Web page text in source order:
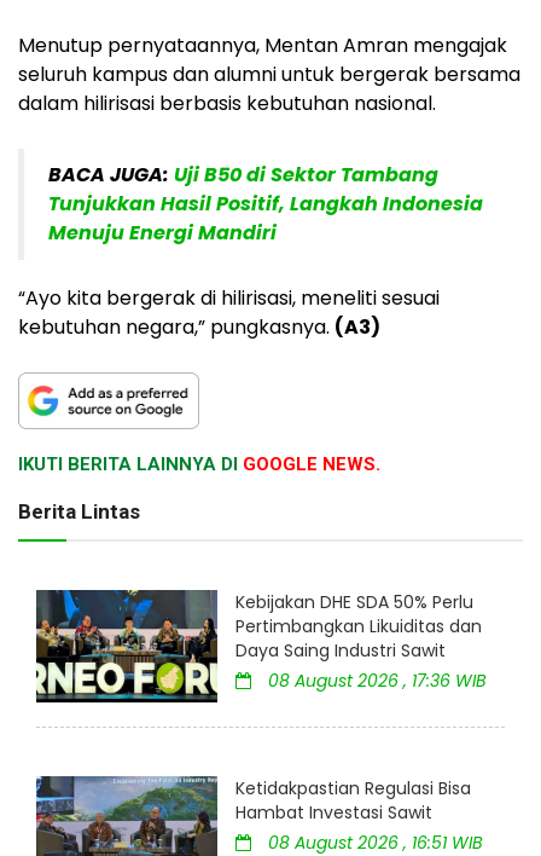
Menutup pernyataannya, Mentan Amran mengajak
seluruh kampus dan alumni untuk bergerak bersama
dalam hilirisasi berbasis kebutuhan nasional.
BACA JUGA: Uji B50 di Sektor Tambang
Tunjukkan Hasil Positif, Langkah Indonesia
Menuju Energi Mandiri
“Ayo kita bergerak di hilirisasi, meneliti sesuai
kebutuhan negara,” pungkasnya. (A3)
IKUTI BERITA LAINNYA DI GOOGLE NEWS.
Berita Lintas
Kebijakan DHE SDA 50% Perlu
Pertimbangkan Likuiditas dan
Daya Saing Industri Sawit
08 August 2026 , 17:36 WIB
Ketidakpastian Regulasi Bisa
Hambat Investasi Sawit
08 August 2026 , 16:51 WIB